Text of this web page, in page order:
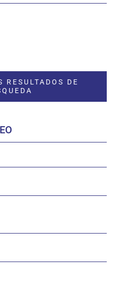
RESULTADOS DE